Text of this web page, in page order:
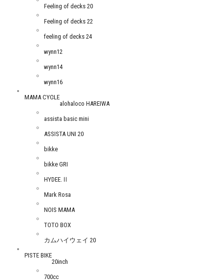
Feeling of decks 20
Feeling of decks 22
feeling of decks 24
wynn12
wynn14
wynn16
MAMA CYCLE
alohaloco HAREIWA
assista basic mini
ASSISTA UNI 20
bikke
bikke GRI
HYDEE.Ⅱ
Mark Rosa
NOIS MAMA
TOTO BOX
カムハイウェイ 20
PISTE BIKE
20inch
700cc